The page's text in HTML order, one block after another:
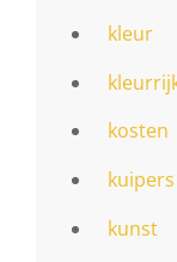
kleur
kosten
kuipers
kunst